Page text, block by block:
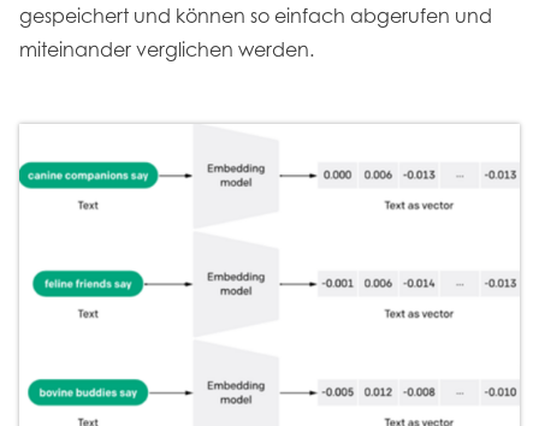
gespeichert und können so einfach abgerufen und
miteinander verglichen werden.